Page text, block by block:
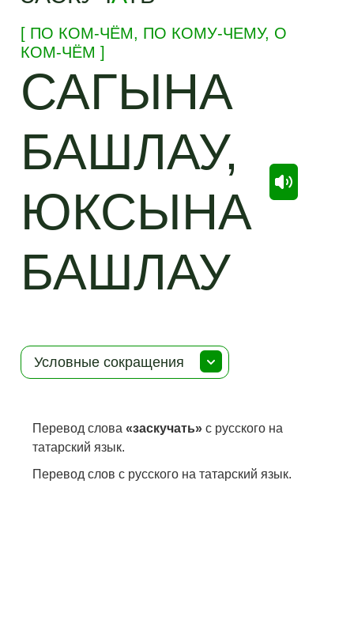
[ ПО КОМ-ЧЁМ, ПО КОМУ-ЧЕМУ, О
КОМ-ЧЁМ ]
САГЫНА
БАШЛАУ,
ЮКСЫНА
БАШЛАУ
Условные сокращения
Перевод слова«заскучать» с русского на
татарский язык.
Перевод слов с русского на татарский язык.